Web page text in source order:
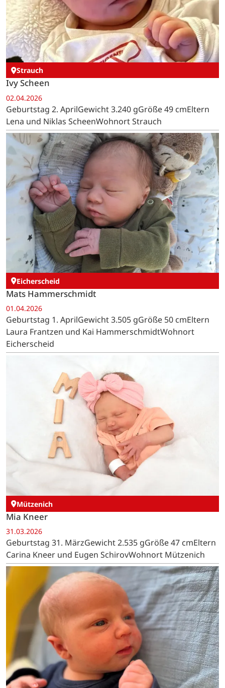
Strauch
Ivy Scheen
02.04.2026
Geburtstag 2. AprilGewicht 3.240 gGröße 49 cmEltern
Lena und Niklas ScheenWohnort Strauch
Eicherscheid
Mats Hammerschmidt
01.04.2026
Geburtstag 1. AprilGewicht 3.505 gGröße 50 cmEltern
Laura Frantzen und Kai HammerschmidtWohnort
Eicherscheid
Mützenich
Mia Kneer
31.03.2026
Geburtstag 31. MärzGewicht 2.535 gGröße 47 cmEltern
Carina Kneer und Eugen SchirovWohnort Mützenich